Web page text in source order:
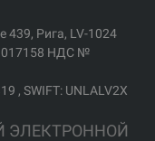
439, Рига, LV-1024
НДС №
, SWIFT: UNLALV2X
ЭЛЕКТРОННОЙ